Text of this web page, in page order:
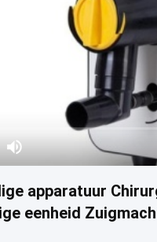
apparatuur
eenheid